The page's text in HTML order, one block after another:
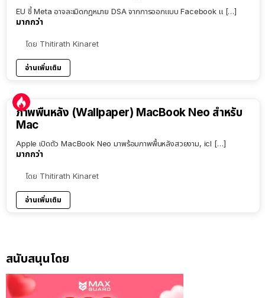
EU ชี้ Meta อาจละเมิดกฎหมาย DSA จากการออกแบบ Facebook แ […]
มากกว่า
โดย Thitirath Kinaret
อ่านเพิ่มเติม
ภาพพื้นหลัง (Wallpaper) MacBook Neo สำหรับ
Mac
Apple เปิดตัว MacBook Neo มาพร้อมภาพพื้นหลังสวยงาม, icl […]
มากกว่า
โดย Thitirath Kinaret
อ่านเพิ่มเติม
สนับสนุนโดย